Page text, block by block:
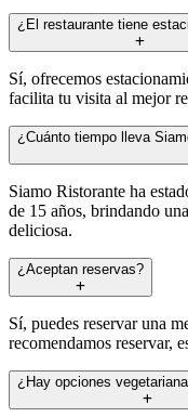
¿El restaurante tiene
Sí, ofrecemos
facilita tu visita al mejor
¿Cuánto tiempo lleva
Siamo Ristorante ha
de 15 años, brindando
deliciosa.
¿Aceptan reservas?
Sí, puedes reservar una
recomendamos reservar,
¿Hay opciones